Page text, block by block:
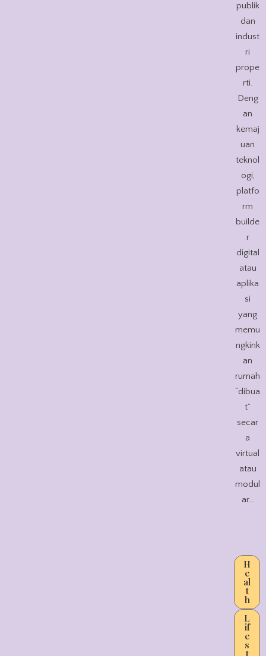
publik
dan
indust
ri
prope
rti.
Deng
an
kemaj
uan
teknol
ogi,
platfo
rm
builde
r
digital
atau
aplika
si
yang
memu
ngkink
an
rumah
“dibua
t”
secar
a
virtual
atau
modul
ar…
H
e
al
t
h
L
if
e
s
t